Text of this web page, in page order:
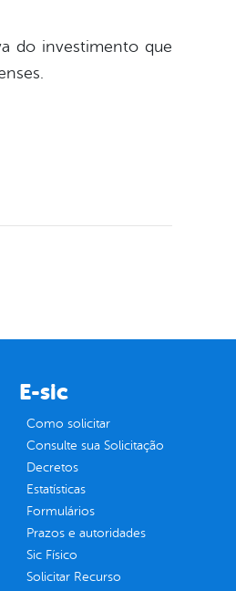
do investimento que
E-sic
Como solicitar
Consulte sua Solicitação
Decretos
Estatísticas
Formulários
Prazos e autoridades
Sic Físico
Solicitar Recurso